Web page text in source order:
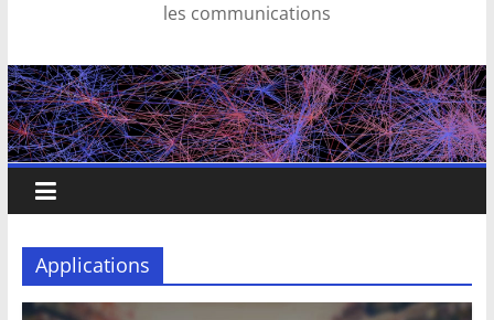
les communications
Applications